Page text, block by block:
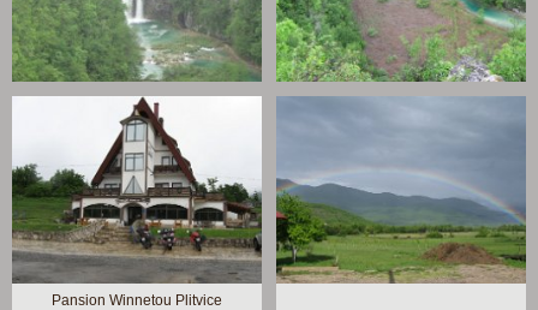
Pansion Winnetou Plitvice